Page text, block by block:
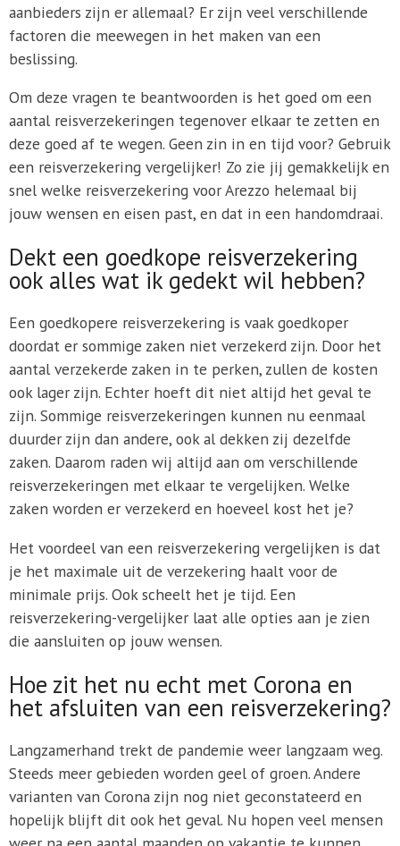
aanbieders zijn er allemaal? Er zijn veel verschillende
factoren die meewegen in het maken van een
beslissing.
Om deze vragen te beantwoorden is het goed om een
aantal reisverzekeringen tegenover elkaar te zetten en
deze goed af te wegen. Geen zin in en tijd voor? Gebruik
een reisverzekering vergelijker! Zo zie jij gemakkelijk en
snel welke reisverzekering voor Arezzo helemaal bij
jouw wensen en eisen past, en dat in een handomdraai.
Dekt een goedkope reisverzekering
ook alles wat ik gedekt wil hebben?
Een goedkopere reisverzekering is vaak goedkoper
doordat er sommige zaken niet verzekerd zijn. Door het
aantal verzekerde zaken in te perken, zullen de kosten
ook lager zijn. Echter hoeft dit niet altijd het geval te
zijn. Sommige reisverzekeringen kunnen nu eenmaal
duurder zijn dan andere, ook al dekken zij dezelfde
zaken. Daarom raden wij altijd aan om verschillende
reisverzekeringen met elkaar te vergelijken. Welke
zaken worden er verzekerd en hoeveel kost het je?
Het voordeel van een reisverzekering vergelijken is dat
je het maximale uit de verzekering haalt voor de
minimale prijs. Ook scheelt het je tijd. Een
reisverzekering-vergelijker laat alle opties aan je zien
die aansluiten op jouw wensen.
Hoe zit het nu echt met Corona en
het afsluiten van een reisverzekering?
Langzamerhand trekt de pandemie weer langzaam weg.
Steeds meer gebieden worden geel of groen. Andere
varianten van Corona zijn nog niet geconstateerd en
hopelijk blijft dit ook het geval. Nu hopen veel mensen